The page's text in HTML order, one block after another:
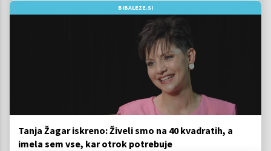
BIBALEZE.SI
Tanja Žagar iskreno: Živeli smo na 40 kvadratih, a
imela sem vse, kar otrok potrebuje